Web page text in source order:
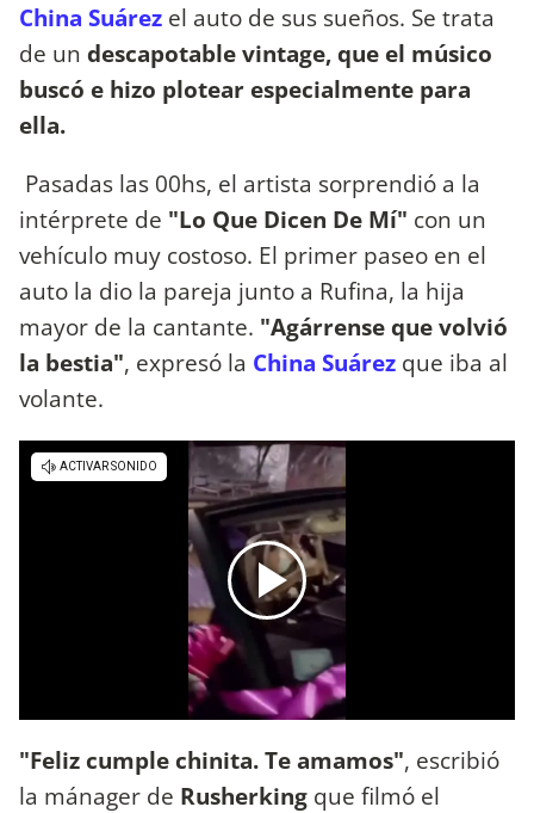
China Suárez el auto de sus sueños. Se trata
de un descapotable vintage, que el músico
buscó e hizo plotear especialmente para
ella.
Pasadas las 00hs, el artista sorprendió a la
intérprete de "Lo Que Dicen De Mí" con un
vehículo muy costoso. El primer paseo en el
auto la dio la pareja junto a Rufina, la hija
mayor de la cantante. "Agárrense que volvió
la bestia", expresó la China Suárez que iba al
volante.
"Feliz cumple chinita. Te amamos", escribió
la mánager de Rusherking que filmó el